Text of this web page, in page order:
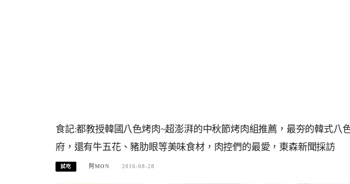
食記:都教授韓國八色烤肉~超澎湃的中秋節烤肉組推薦，最夯的韓式八
府，還有牛五花、豬肋眼等美味食材，肉控們的最愛，東森新聞採訪
試吃 阿MON 2016-08-28